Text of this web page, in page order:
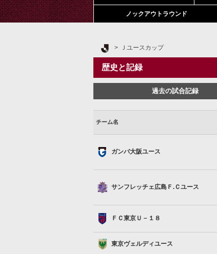
ノックアウトラウンド
Ｊリーグ TOP
Ｊユースカップ
歴史と記録
過去の試合記録
チーム名
ガンバ大阪
ガンバ大阪ユース
サンフレッチェ広島Ｆ.Ｃユース
サンフレッチェ広島Ｆ.Ｃユース
ＦＣ東京Ｕ－１８
ＦＣ東京Ｕ－１８
東京ヴェルディユース
東京ヴェルディユース